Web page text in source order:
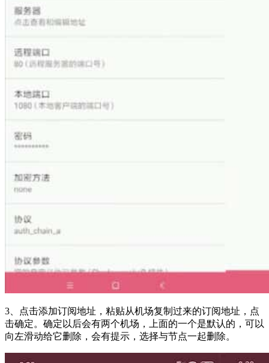
3、点击添加订阅地址，粘贴从机场复制过来的订阅地址，点
击确定。确定以后会有两个机场，上面的一个是默认的，可以
向左滑动给它删除，会有提示，选择与节点一起删除。